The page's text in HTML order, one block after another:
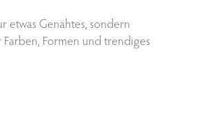
etwas Genähtes, sondern
Formen und trendiges